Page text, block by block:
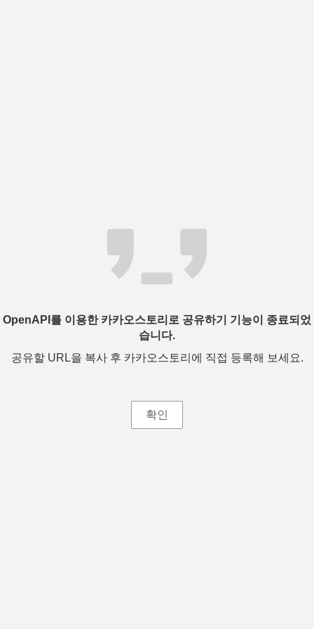
OpenAPI를 이용한 카카오스토리로 공유하기 기능이 종료되었
습니다.
공유할 URL을 복사 후 카카오스토리에 직접 등록해 보세요.
확인